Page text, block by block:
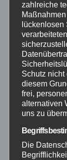
Neuwied
Polizei
Rhein-Lahn
THW
zahlreiche
Schutz nicht
diesem
frei,
alternativen
uns zu
Die